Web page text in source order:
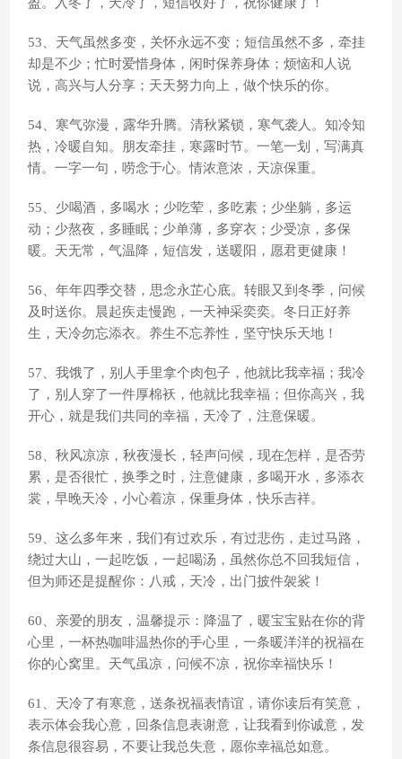
53、天气虽然多变，关怀永远不变；短信虽然不多，牵挂
却是不少；忙时爱惜身体，闲时保养身体；烦恼和人说
说，高兴与人分享；天天努力向上，做个快乐的你。
54、寒气弥漫，露华升腾。清秋紧锁，寒气袭人。知冷知
热，冷暖自知。朋友牵挂，寒露时节。一笔一划，写满真
情。一字一句，唠念于心。情浓意浓，天凉保重。
55、少喝酒，多喝水；少吃荤，多吃素；少坐躺，多运
动；少熬夜，多睡眠；少单薄，多穿衣；少受凉，多保
暖。天无常，气温降，短信发，送暖阳，愿君更健康！
56、年年四季交替，思念永芷心底。转眼又到冬季，问候
及时送你。晨起疾走慢跑，一天神采奕奕。冬日正好养
生，天冷勿忘添衣。养生不忘养性，坚守快乐天地！
57、我饿了，别人手里拿个肉包子，他就比我幸福；我冷
了，别人穿了一件厚棉袄，他就比我幸福；但你高兴，我
开心，就是我们共同的幸福，天冷了，注意保暖。
58、秋风凉凉，秋夜漫长，轻声问候，现在怎样，是否劳
累，是否很忙，换季之时，注意健康，多喝开水，多添衣
裳，早晚天冷，小心着凉，保重身体，快乐吉祥。
59、这么多年来，我们有过欢乐，有过悲伤，走过马路，
绕过大山，一起吃饭，一起喝汤，虽然你总不回我短信，
但为师还是提醒你：八戒，天冷，出门披件袈裟！
60、亲爱的朋友，温馨提示：降温了，暖宝宝贴在你的背
心里，一杯热咖啡温热你的手心里，一条暖洋洋的祝福在
你的心窝里。天气虽凉，问候不凉，祝你幸福快乐！
61、天冷了有寒意，送条祝福表情谊，请你读后有笑意，
表示体会我心意，回条信息表谢意，让我看到你诚意，发
条信息很容易，不要让我总失意，愿你幸福总如意。